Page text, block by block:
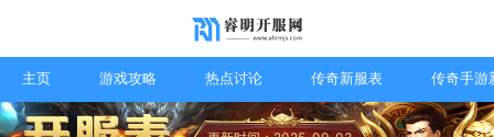
主页 游戏攻略 热点讨论 传奇新服表 传奇手游